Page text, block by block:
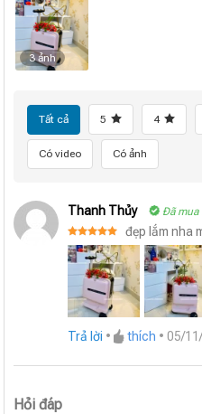
3 ảnh
Tất cả 5 4
Có video Có ảnh
Thanh Thủy Đã mua
Được xếp
hạng55
sao
đẹp lắm nha
Trả lời • thích •05/
Hỏi đáp